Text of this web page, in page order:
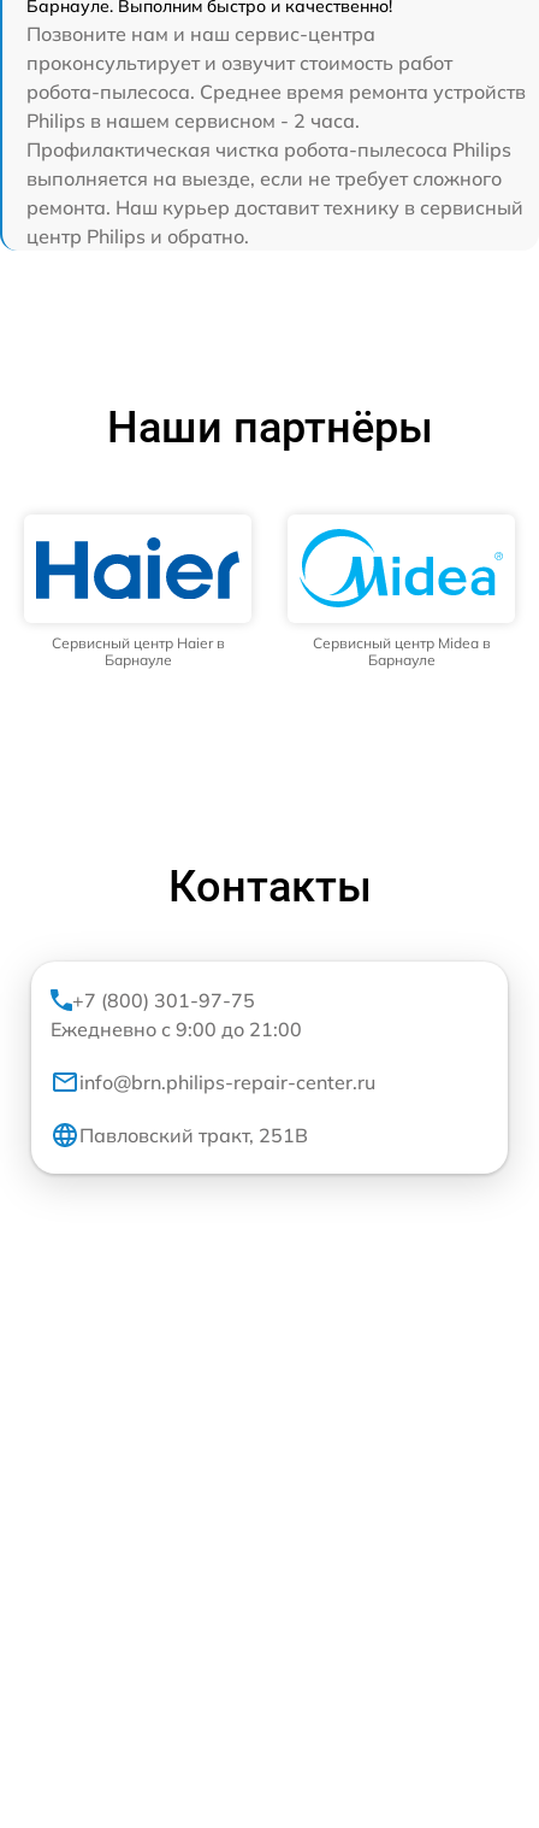
Барнауле. Выполним быстро и качественно!
Позвоните нам и наш сервис-центра
проконсультирует и озвучит стоимость работ
робота-пылесоса. Среднее время ремонта устройств
Philips в нашем сервисном - 2 часа.
Профилактическая чистка робота-пылесоса Philips
выполняется на выезде, если не требует сложного
ремонта. Наш курьер доставит технику в сервисный
центр Philips и обратно.
Наши партнёры
Сервисный центр Haier в
Барнауле
Сервисный центр Midea в
Барнауле
Контакты
+7 (800) 301-97-75
Ежедневно с 9:00 до 21:00
info@brn.philips-repair-center.ru
Павловский тракт, 251В